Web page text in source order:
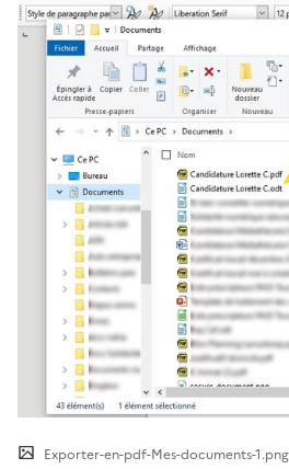
Exporter-en-pdf-Mes-documents-1.png